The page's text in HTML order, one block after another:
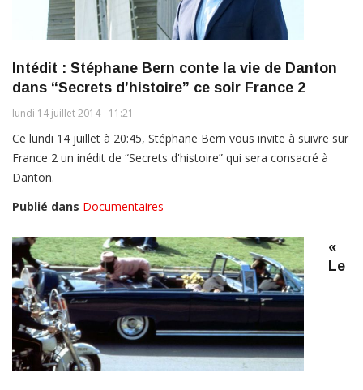
Intédit : Stéphane Bern conte la vie de Danton
dans “Secrets d’histoire” ce soir France 2
lundi 14 juillet 2014 - 11:21
Ce lundi 14 juillet à 20:45, Stéphane Bern vous invite à suivre sur
France 2 un inédit de “Secrets d'histoire” qui sera consacré à
Danton.
Publié dans Documentaires
«
Le